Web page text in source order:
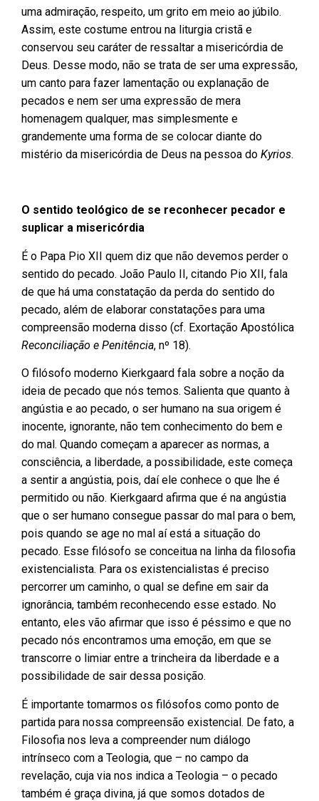
uma admiração, respeito, um grito em meio ao júbilo.
Assim, este costume entrou na liturgia cristã e
conservou seu caráter de ressaltar a misericórdia de
Deus. Desse modo, não se trata de ser uma expressão,
um canto para fazer lamentação ou explanação de
pecados e nem ser uma expressão de mera
homenagem qualquer, mas simplesmente e
grandemente uma forma de se colocar diante do
mistério da misericórdia de Deus na pessoa do Kyrios.
O sentido teológico de se reconhecer pecador e
suplicar a misericórdia
É o Papa Pio XII quem diz que não devemos perder o
sentido do pecado. João Paulo II, citando Pio XII, fala
de que há uma constatação da perda do sentido do
pecado, além de elaborar constatações para uma
compreensão moderna disso (cf. Exortação Apostólica
Reconciliação e Penitência, nº 18).
O filósofo moderno Kierkgaard fala sobre a noção da
ideia de pecado que nós temos. Salienta que quanto à
angústia e ao pecado, o ser humano na sua origem é
inocente, ignorante, não tem conhecimento do bem e
do mal. Quando começam a aparecer as normas, a
consciência, a liberdade, a possibilidade, este começa
a sentir a angústia, pois, daí ele conhece o que lhe é
permitido ou não. Kierkgaard afirma que é na angústia
que o ser humano consegue passar do mal para o bem,
pois quando se age no mal aí está a situação do
pecado. Esse filósofo se conceitua na linha da filosofia
existencialista. Para os existencialistas é preciso
percorrer um caminho, o qual se define em sair da
ignorância, também reconhecendo esse estado. No
entanto, eles vão afirmar que isso é péssimo e que no
pecado nós encontramos uma emoção, em que se
transcorre o limiar entre a trincheira da liberdade e a
possibilidade de sair dessa posição.
É importante tomarmos os filósofos como ponto de
partida para nossa compreensão existencial. De fato, a
Filosofia nos leva a compreender num diálogo
intrínseco com a Teologia, que – no campo da
revelação, cuja via nos indica a Teologia – o pecado
também é graça divina, já que somos dotados de